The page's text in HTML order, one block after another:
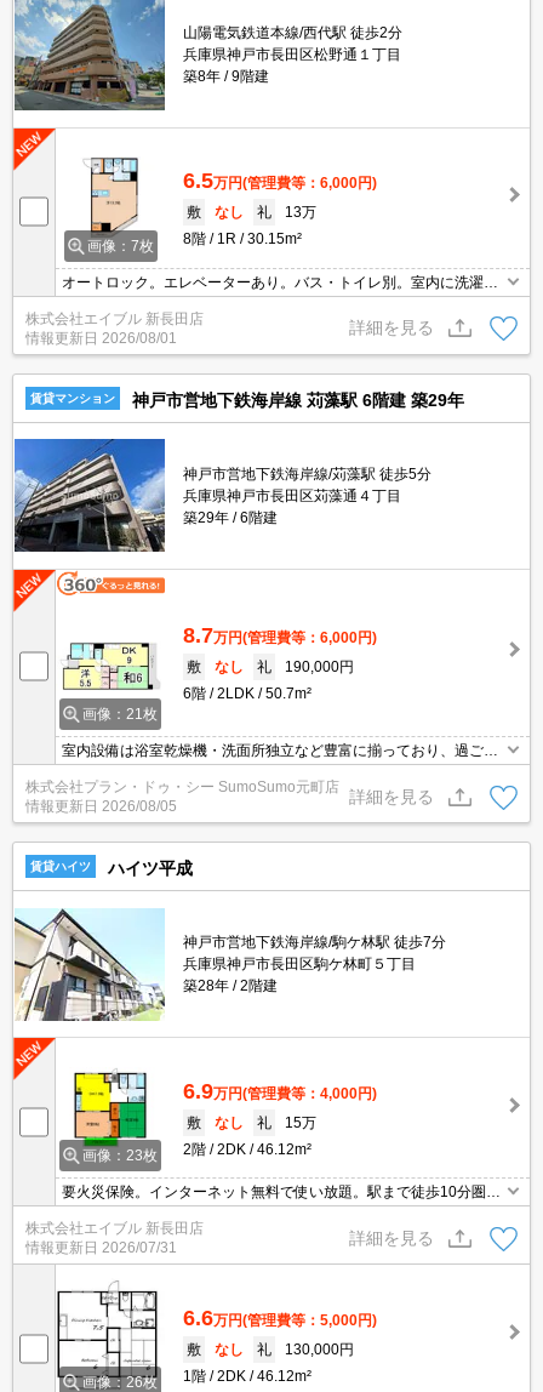
山陽電気鉄道本線/西代駅 徒歩2分
兵庫県神戸市長田区松野通１丁目
築8年
9階建
画像：7枚
6.5万円(管理費等：6,000円)
敷
なし 礼
13万
8階
1R 30.15m²
オートロック。エレベーターあり。バス・トイレ別。室内に洗濯機
置場あり。浴室換気乾燥式。
株式会社エイブル 新長田店
情報更新日 2026/08/01
詳細を見る
賃貸マンション 神戸市営地下鉄海岸線 苅藻駅 6階建 築29年
神戸市営地下鉄海岸線/苅藻駅 徒歩5分
兵庫県神戸市長田区苅藻通４丁目
築29年
6階建
画像：21枚
8.7万円(管理費等：6,000円)
敷
なし 礼
190,000円
6階
2LDK 50.7m²
室内設備は浴室乾燥機・洗面所独立など豊富に揃っており、過ごし
やすいお部屋になっております。セキュリティ面は、TVインターホ
ン・オートロックなどを備え付けているので安心して暮らせます。
収納はシューズボックス・クロゼットなどが備え付けられているの
で、衣類や日用品の収納に重宝します。風通しの良い物件で快適な
暮らしを。
株式会社プラン・ドゥ・シー SumoSumo元町店
情報更新日 2026/08/05
詳細を見る
賃貸ハイツ ハイツ平成
神戸市営地下鉄海岸線/駒ケ林駅 徒歩7分
兵庫県神戸市長田区駒ケ林町５丁目
築28年
2階建
画像：23枚
6.9万円(管理費等：4,000円)
敷
なし 礼
15万
2階
2DK 46.12m²
要火災保険。インターネット無料で使い放題。駅まで徒歩10分圏
内!。生活便利な立地です。住環境も静かで安心ですよ。
株式会社エイブル 新長田店
情報更新日 2026/07/31
詳細を見る
画像：26枚
6.6万円(管理費等：5,000円)
敷
なし 礼
130,000円
1階
2DK 46.12m²